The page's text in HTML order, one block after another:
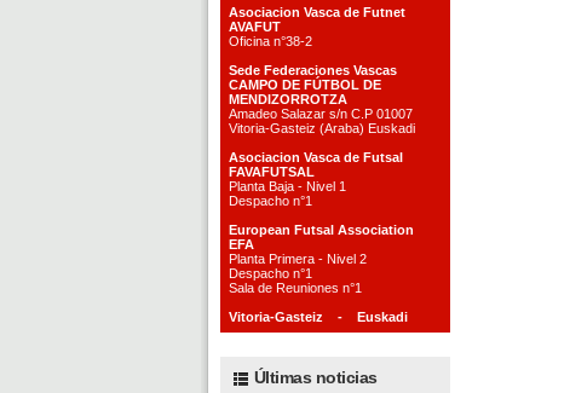
Asociacion Vasca de Futnet
AVAFUT
Oficina n°38-2
Sede Federaciones Vascas
CAMPO DE FÚTBOL DE
MENDIZORROTZA
Amadeo Salazar s/n C.P 01007
Vitoria-Gasteiz (Araba) Euskadi
Asociacion Vasca de Futsal
FAVAFUTSAL
Planta Baja - Nivel 1
Despacho n°1
European Futsal Association
EFA
Planta Primera - Nivel 2
Despacho n°1
Sala de Reuniones n°1
Vitoria-Gasteiz - Euskadi
Últimas noticias